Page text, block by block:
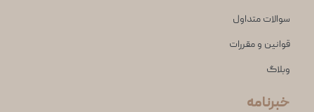
سوالات متداول
قوانین و مقررات
وبلاگ
خبرنامه